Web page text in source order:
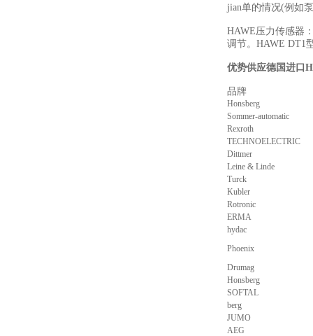
jian单的情况(例如
HAWE压力传感器
调节。HAWE DT1
优势供应德国进口
品牌
Honsberg
Sommer-automatic
Rexroth
TECHNOELECTRIC
Dittmer
Leine & Linde
Turck
Kubler
Rotronic
ERMA
hydac
Phoenix
Drumag
Honsberg
SOFTAL
berg
JUMO
AEG